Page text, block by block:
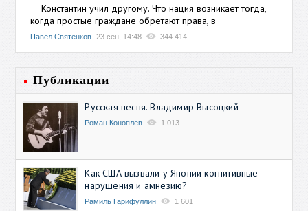
Константин учил другому. Что нация возникает тогда,
когда простые граждане обретают права, в
Павел Святенков 23 сен, 14:48 344 414
Публикации
Русская песня. Владимир Высоцкий
Роман Коноплев 1 013
Как США вызвали у Японии когнитивные
нарушения и амнезию?
Рамиль Гарифуллин 1 601